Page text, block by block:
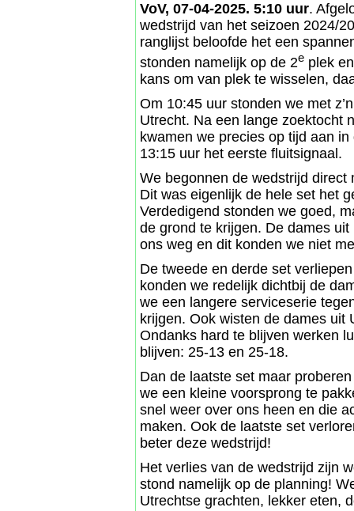
VoV, 07-04-2025. 5:10 uur.
wedstrijd van het seizoen 2024/
ranglijst beloofde het een
stonden namelijk op de 2e plek
kans om van plek te wisselen,
Om 10:45 uur stonden we met
Utrecht. Na een lange zoektocht
kwamen we precies op tijd aan
13:15 uur het eerste fluitsignaal.
We begonnen de wedstrijd
Dit was eigenlijk de hele set het
Verdedigend stonden we goed,
de grond te krijgen. De dames
ons weg en dit konden we niet
De tweede en derde set
konden we redelijk dichtbij de
we een langere serviceserie
krijgen. Ook wisten de dames uit
Ondanks hard te blijven werken
blijven: 25-13 en 25-18.
Dan de laatste set maar
we een kleine voorsprong te
snel weer over ons heen en die
maken. Ook de laatste set
beter deze wedstrijd!
Het verlies van de wedstrijd zijn
stond namelijk op de planning!
Utrechtse grachten, lekker eten,